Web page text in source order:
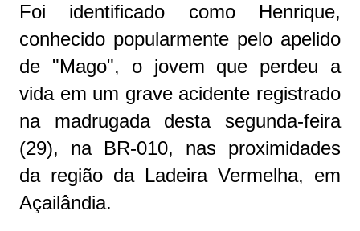
Foi identificado como Henrique,
conhecido popularmente pelo apelido
de "Mago", o jovem que perdeu a
vida em um grave acidente registrado
na madrugada desta segunda-feira
(29), na BR-010, nas proximidades
da região da Ladeira Vermelha, em
Açailândia.